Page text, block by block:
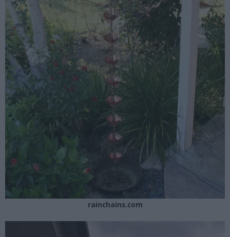
rainchains.com